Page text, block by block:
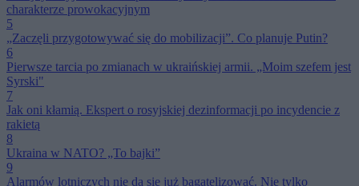
charakterze prowokacyjnym
5
„Zaczęli przygotowywać się do mobilizacji”. Co planuje Putin?
6
Pierwsze tarcia po zmianach w ukraińskiej armii. „Moim szefem jest
Syrski"
7
Jak oni kłamią. Ekspert o rosyjskiej dezinformacji po incydencie z
rakietą
8
Ukraina w NATO? „To bajki”
9
Alarmów lotniczych nie da się już bagatelizować. Nie tylko